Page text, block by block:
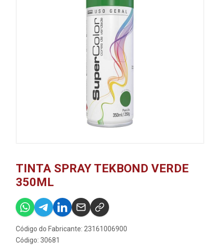
TINTA SPRAY TEKBOND VERDE
350ML
Código do Fabricante: 23161006900
Código: 30681